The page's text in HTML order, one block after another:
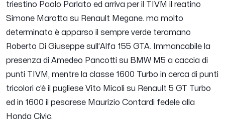
triestino Paolo Parlato ed arriva per il TIVM il reatino
Simone Marotta su Renault Megane. ma molto
determinato è apparso il sempre verde teramano
Roberto Di Giuseppe sull’Alfa 155 GTA. Immancabile la
presenza di Amedeo Pancotti su BMW M5 a caccia di
punti TIVM, mentre la classe 1600 Turbo in cerca di punti
tricolori c’è il pugliese Vito Micoli su Renault 5 GT Turbo
ed in 1600 il pesarese Maurizio Contardi fedele alla
Honda Civic.